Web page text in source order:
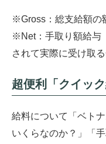
※Gross：総支給額の
※Net：手取り額給与
されて実際に受け取る
超便利「クイッ
給料について「ベト
いくらなのか？」「